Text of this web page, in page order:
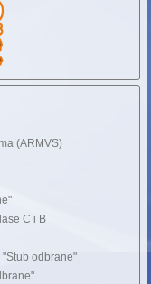
(ARMVS)
C i B
odbrane"